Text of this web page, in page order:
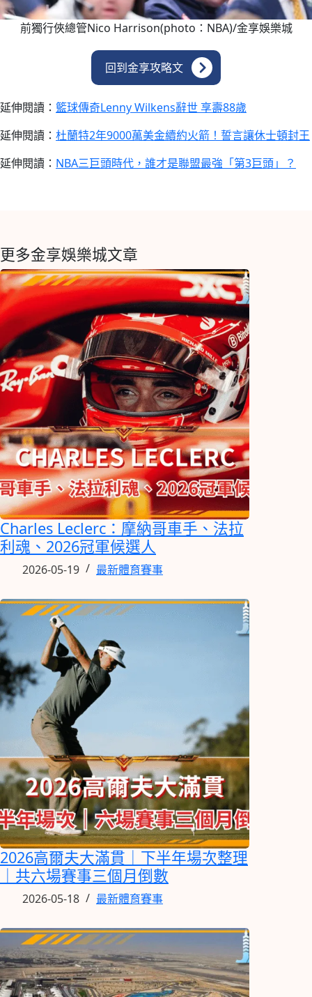
前獨行俠總管Nico Harrison(photo：NBA)/金享娛樂城
回到金享攻略文
延伸閱讀： 籃球傳奇Lenny Wilkens辭世 享壽88歲
延伸閱讀： 杜蘭特2年9000萬美金續約火箭！誓言讓休士頓封王
延伸閱讀： NBA三巨頭時代，誰才是聯盟最強「第3巨頭」？
更多金享娛樂城文章
Charles Leclerc：摩納哥車手、法拉
利魂、2026冠軍候選人
2026-05-19 最新體育賽事
2026高爾夫大滿貫｜下半年場次整理
｜共六場賽事三個月倒數
2026-05-18 最新體育賽事